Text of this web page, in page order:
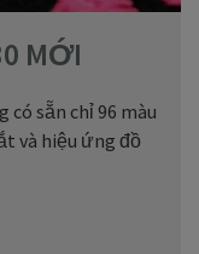
MỚI
có sẵn chỉ 96 màu
và hiệu ứng đồ